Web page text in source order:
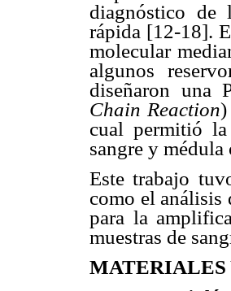
diagnóstico de
rápida [12-18].
molecular
algunos
diseñaron una
Chain Reaction)
cual permitió
sangre y médula
Este trabajo
como el análisis
para la
muestras de
MATERIALES